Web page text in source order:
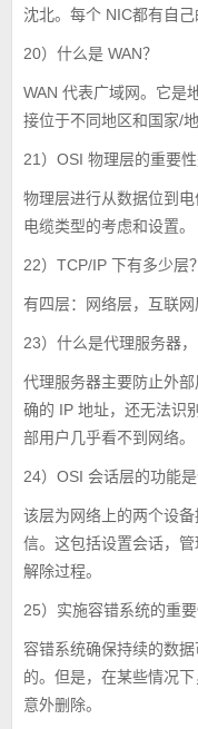
沈北。每个 NIC都有自
20）什么是 WAN？
WAN 代表广域网。它是
接位于不同地区和国家/地
21）OSI 物理层的重要性
物理层进行从数据位到
电缆类型的考虑和设置。
22）TCP/IP 下有多少层？
有四层：网络层，互联网
23）什么是代理服务器
代理服务器主要防止外
确的 IP 地址，还无法识
部用户几乎看不到网络。
24）OSI 会话层的功能是
该层为网络上的两个设
信。这包括设置会话，
解除过程。
25）实施容错系统的重
容错系统确保持续的数
的。但是，在某些情况
意外删除。